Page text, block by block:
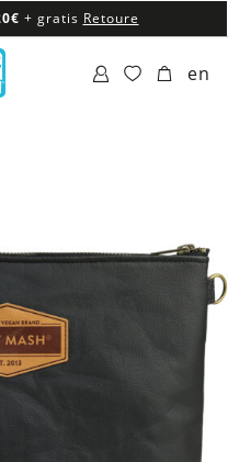
+ gratis Retoure
Sortiment
en